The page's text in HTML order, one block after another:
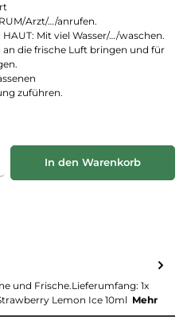
Arzt/…/anrufen.
HAUT: Mit viel Wasser/…/waschen.
an die frische Luft bringen und für
zuführen.
Wert ein oder benutze die
In den Warenkorb
und Frische.Lieferumfang: 1x
Lemon Ice 10ml Mehr